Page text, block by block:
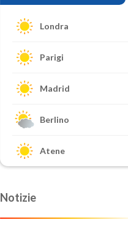
Londra
Parigi
Madrid
Berlino
Atene
Notizie